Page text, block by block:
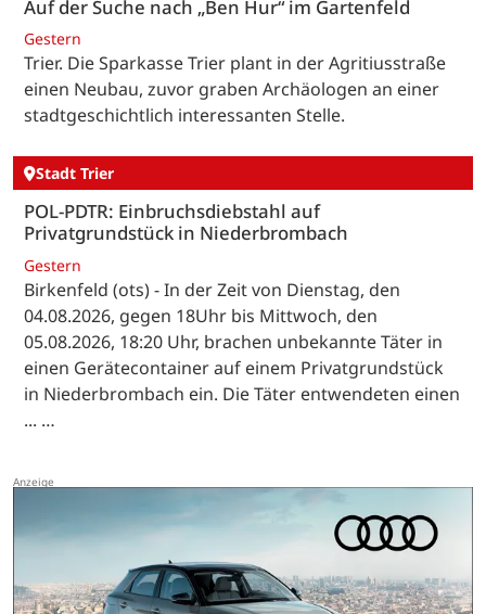
Auf der Suche nach „Ben Hur“ im Gartenfeld
Gestern
Trier. Die Sparkasse Trier plant in der Agritiusstraße
einen Neubau, zuvor graben Archäologen an einer
stadtgeschichtlich interessanten Stelle.
Stadt Trier
POL-PDTR: Einbruchsdiebstahl auf
Privatgrundstück in Niederbrombach
Gestern
Birkenfeld (ots) - In der Zeit von Dienstag, den
04.08.2026, gegen 18Uhr bis Mittwoch, den
05.08.2026, 18:20 Uhr, brachen unbekannte Täter in
einen Gerätecontainer auf einem Privatgrundstück
in Niederbrombach ein. Die Täter entwendeten einen
... …